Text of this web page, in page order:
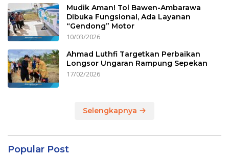
Mudik Aman! Tol Bawen-Ambarawa
Dibuka Fungsional, Ada Layanan
“Gendong” Motor
10/03/2026
Ahmad Luthfi Targetkan Perbaikan
Longsor Ungaran Rampung Sepekan
17/02/2026
Selengkapnya
Popular Post